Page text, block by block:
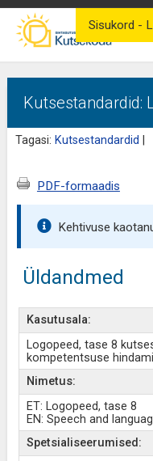
Kutsestandardid:
Tagasi: Kutsestandardid
Sisukord -
PDF-formaadis
Kehtivuse
Üldandmed
Kasutusala:
Logopeed, tase 8
kompetentsuse
Nimetus:
ET: Logopeed, tase 8
EN: Speech and
Spetsialiseerumised: